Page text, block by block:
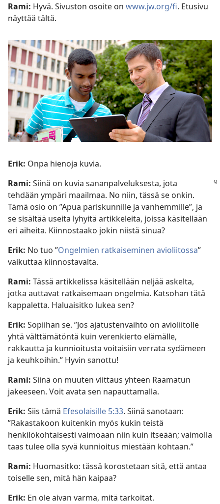
Rami: Hyvä. Sivuston osoite on www.jw.org/fi. Etusivu
näyttää tältä.
Erik: Onpa hienoja kuvia.
Rami: Siinä on kuvia sananpalveluksesta, jota
tehdään ympäri maailmaa. No niin, tässä se onkin.
Tämä osio on ”Apua pariskunnille ja vanhemmille”, ja
se sisältää useita lyhyitä artikkeleita, joissa käsitellään
eri aiheita. Kiinnostaako jokin niistä sinua?
Erik: No tuo ”Ongelmien ratkaiseminen avioliitossa”
vaikuttaa kiinnostavalta.
Rami: Tässä artikkelissa käsitellään neljää askelta,
jotka auttavat ratkaisemaan ongelmia. Katsohan tätä
kappaletta. Haluaisitko lukea sen?
Erik: Sopiihan se. ”Jos ajatustenvaihto on avioliitolle
yhtä välttämätöntä kuin verenkierto elämälle,
rakkautta ja kunnioitusta voitaisiin verrata sydämeen
ja keuhkoihin.” Hyvin sanottu!
Rami: Siinä on muuten viittaus yhteen Raamatun
jakeeseen. Voit avata sen napauttamalla.
Erik: Siis tämä Efesolaisille 5:33. Siinä sanotaan:
”Rakastakoon kuitenkin myös kukin teistä
henkilökohtaisesti vaimoaan niin kuin itseään; vaimolla
taas tulee olla syvä kunnioitus miestään kohtaan.”
Rami: Huomasitko: tässä korostetaan sitä, että antaa
toiselle sen, mitä hän kaipaa?
Erik: En ole aivan varma, mitä tarkoitat.